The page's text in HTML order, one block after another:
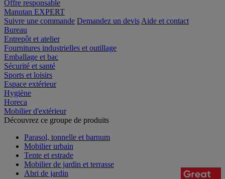
Offre responsable
Manutan EXPERT
Suivre une commande Demandez un devis Aide et contact
Bureau
Entrepôt et atelier
Fournitures industrielles et outillage
Emballage et bac
Sécurité et santé
Sports et loisirs
Espace extérieur
Hygiène
Horeca
Mobilier d'extérieur
Découvrez ce groupe de produits
Parasol, tonnelle et barnum
Mobilier urbain
Tente et estrade
Mobilier de jardin et terrasse
Abri de jardin